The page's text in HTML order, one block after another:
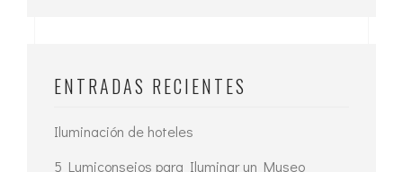
ENTRADAS RECIENTES
Iluminación de hoteles
5 Lumiconsejos para Iluminar un Museo